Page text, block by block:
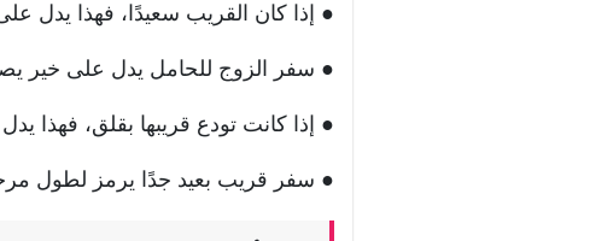
● إذا كان القريب سعيدًا، فهذا يدل
● سفر الزوج للحامل يدل على خير
● إذا كانت تودع قريبها بقلق، فهذا
● سفر قريب بعيد جدًا يرمز لطول